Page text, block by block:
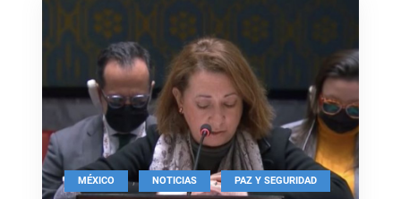
MÉXICO , NOTICIAS , PAZ Y SEGURIDAD